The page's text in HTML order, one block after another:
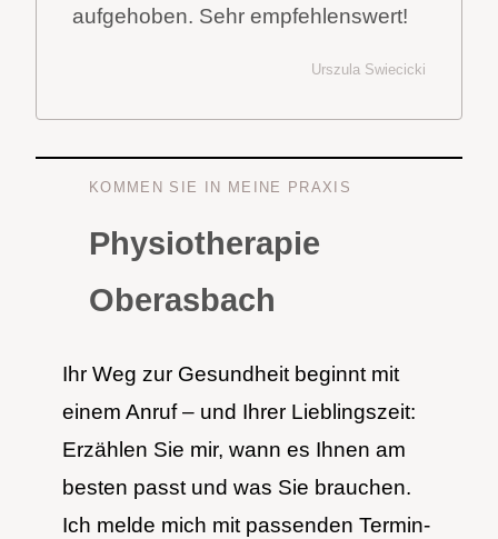
auf­ge­ho­ben. Sehr emp­feh­lens­wert!
Urs­zu­la Swie­ci­cki
KOM­MEN SIE IN MEI­NE PRA­XIS
Physiotherapie
Oberasbach
Ihr Weg zur Gesund­heit beginnt mit
einem Anruf – und Ihrer Lieb­lings­zeit:
Erzäh­len Sie mir, wann es Ihnen am
bes­ten passt und was Sie brau­chen.
Ich mel­de mich mit pas­sen­den Ter­min­